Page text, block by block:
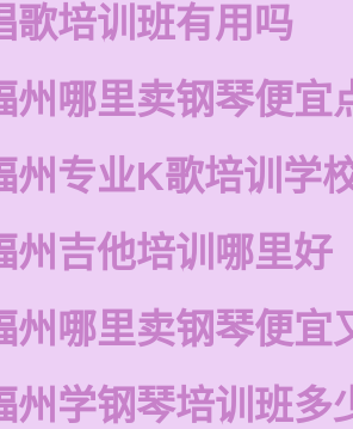
歌培训班有用吗
州哪里卖钢琴便宜
州专业K歌培训学
州吉他培训哪里好
州哪里卖钢琴便宜
州学钢琴培训班多